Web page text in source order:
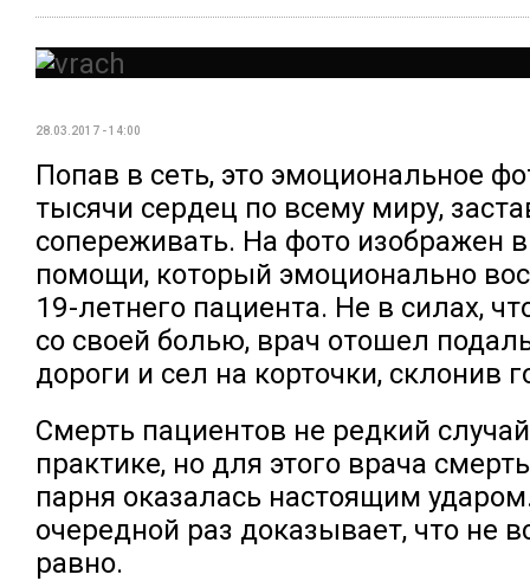
28.03.2017 - 14:00
Попав в сеть, это эмоциональное
тысячи сердец по всему миру,
сопереживать. На фото изображен
помощи, который эмоционально
19-летнего пациента. Не в силах,
со своей болью, врач отошел
дороги и сел на корточки, склонив
Смерть пациентов не редкий
практике, но для этого врача
парня оказалась настоящим
очередной раз доказывает, что не
равно.